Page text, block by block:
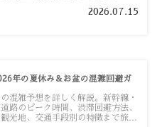
かりやすく解説します。2026.07.15
年の夏休み＆お盆の混雑回避ガ
混雑予想を詳しく解説。新幹線・
路のピーク時間、渋滞回避方法、
光地、交通手段別の特徴まで旅行